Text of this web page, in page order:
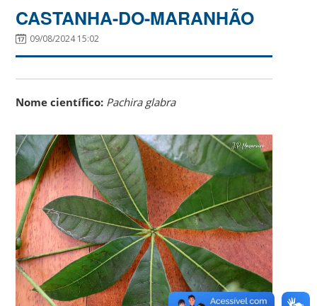
CASTANHA-DO-MARANHÃO
09/08/2024 15:02
Nome científico: Pachira glabra